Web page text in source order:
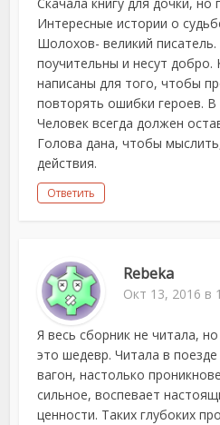
Интересные истории о
Шолохов- великий писатель.
поучительны и несут
написаны для того, чтобы
повторять ошибки героев. В
Человек всегда должен
Голова дана, чтобы
действия.
Ответить
Rebeka
Окт 13, 2016 в
Я весь сборник не читала,
это шедевр. Читала в
вагон, настолько
сильное, воспевает
ценности. Таких глубоких